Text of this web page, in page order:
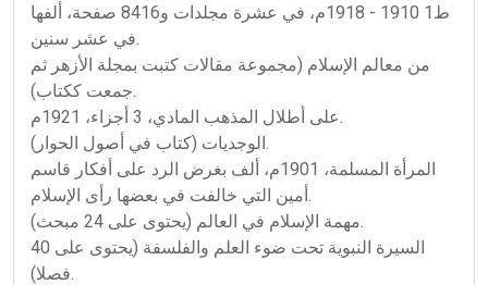
ط1 1910 - 1918م، في عشرة مجلدات و8416 صفحة، ألفها
في عشر سنين.
من معالم الإسلام (مجموعة مقالات كتبت بمجلة الأزهر ثم
جمعت ككتاب).
على أطلال المذهب المادي، 3 أجزاء، 1921م.
الوجديات (كتاب في أصول الحوار).
المرأة المسلمة، 1901م، ألف بغرض الرد على أفكار قاسم
أمين التي خالفت في بعضها رأى الإسلام.
مهمة الإسلام في العالم (يحتوى على 24 مبحث).
السيرة النبوية تحت ضوء العلم والفلسفة (يحتوى على 40
فصلا).